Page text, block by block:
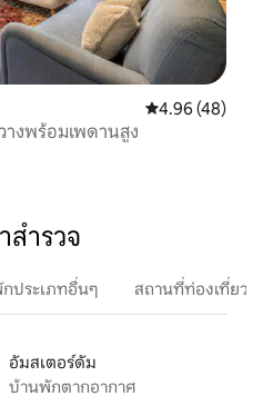
คะแนนเฉลี่ย
4.96 (48)
งพร้อมเพดานสูง
ำรวจ
ประเภทอื่นๆ สถานที่ท่องเที่ย
อัมสเตอร์ดัม
บ้านพักตากอากาศ